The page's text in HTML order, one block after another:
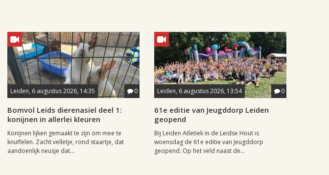
Leiden, 6 augustus 2026, 14:35 0
Bomvol Leids dierenasiel deel 1:
konijnen in allerlei kleuren
Konijnen lijken gemaakt te zijn om mee te
knuffelen. Zacht velletje, rond staartje, dat
aandoenlijk neusje dat...
Leiden, 6 augustus 2026, 13:54 0
61e editie van Jeugddorp Leiden
geopend
Bij Leiden Atletiek in de Leidse Hout is
woensdag de 61e editie van Jeugddorp
geopend. Op het veld naast de...